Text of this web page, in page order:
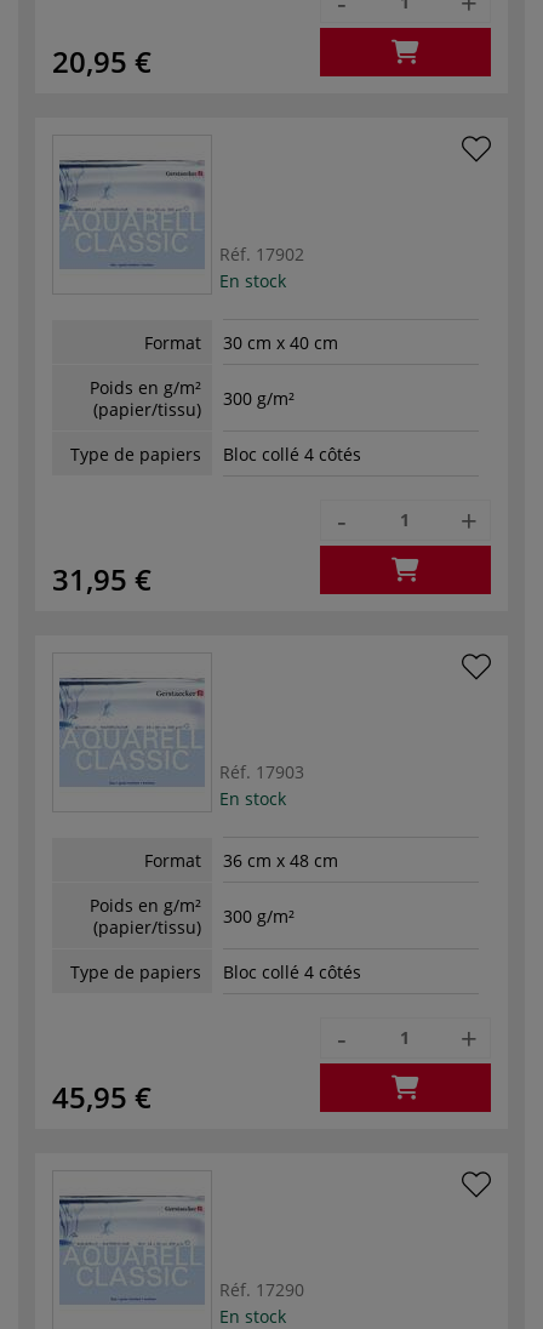
20,95 €
Réf. 17902
En stock
Format
30 cm x 40 cm
Poids en g/m²
(papier/tissu)
300 g/m²
Type de papiers Bloc collé 4 côtés
31,95 €
- +
Réf. 17903
En stock
Format
36 cm x 48 cm
Poids en g/m²
(papier/tissu)
300 g/m²
Type de papiers Bloc collé 4 côtés
45,95 €
- +
Réf. 17290
En stock